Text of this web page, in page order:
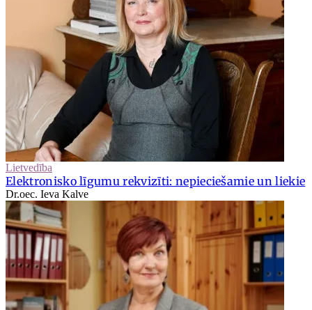
Lietvedība
Elektronisko līgumu rekvizīti: nepieciešamie un liekie
Dr.oec. Ieva Kalve